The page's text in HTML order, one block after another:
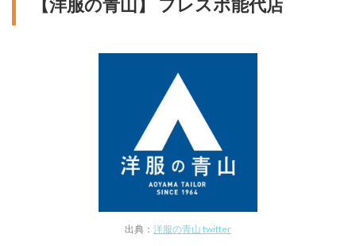
【洋服の青山】 フレスポ能代店
出典： 洋服の青山 twitter